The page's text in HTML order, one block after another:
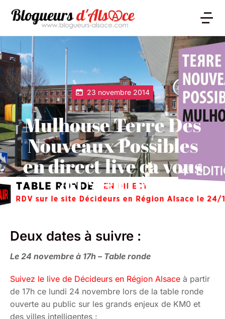
23 novembre 2014
Mulhouse Terre Des
Nouveaux Possibles
en direct live ça vous
dit ? #TDNP
Deux dates à suivre :
Le 24 novembre à 17h – Table ronde
Suivez le live de Décideurs en Région Alsace à partir
de 17h ce lundi 24 novembre lors de la table ronde
ouverte au public sur les grands enjeux de KM0 et
des villes intelligentes :